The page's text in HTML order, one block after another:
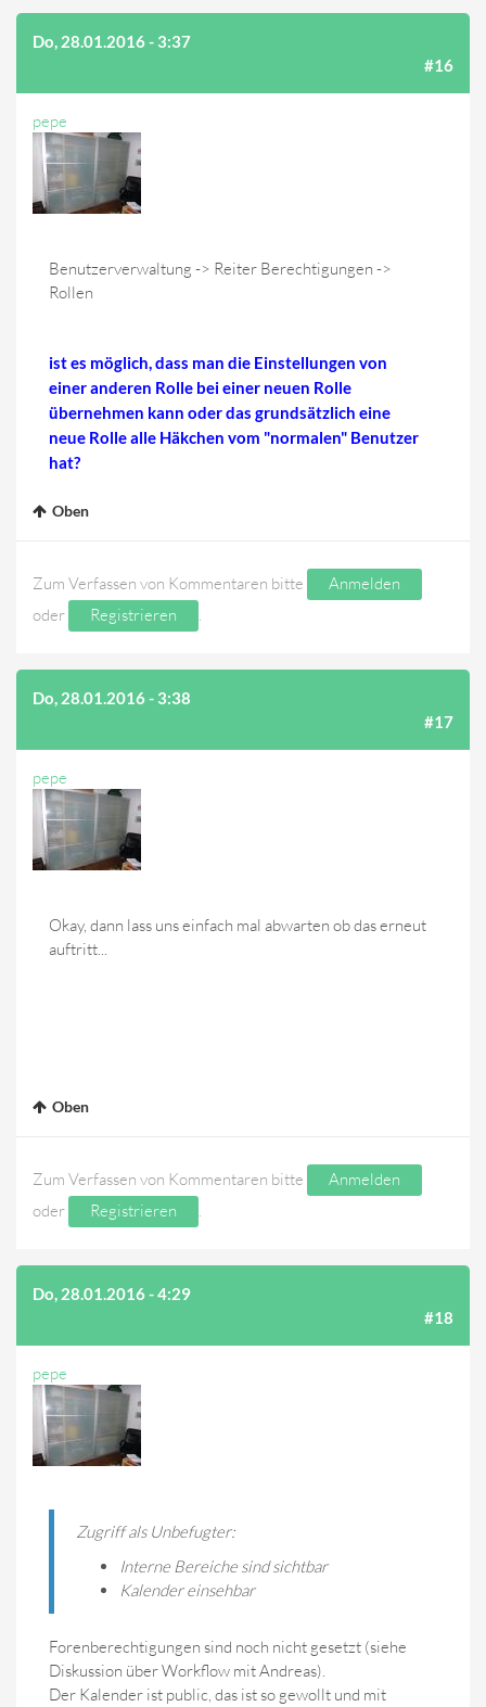
Do, 28.01.2016 - 3:37
#16
pepe
Benutzerverwaltung -> Reiter Berechtigungen ->
Rollen
ist es möglich, dass man die Einstellungen von
einer anderen Rolle bei einer neuen Rolle
übernehmen kann oder das grundsätzlich eine
neue Rolle alle Häkchen vom "normalen" Benutzer
hat?
Oben
Zum Verfassen von Kommentaren bitte
Anmelden
oder
Registrieren .
Do, 28.01.2016 - 3:38
#17
pepe
Okay, dann lass uns einfach mal abwarten ob das erneut
auftritt...
Oben
Zum Verfassen von Kommentaren bitte
Anmelden
oder
Registrieren .
Do, 28.01.2016 - 4:29
#18
pepe
Zugriff als Unbefugter:
Interne Bereiche sind sichtbar
Kalender einsehbar
Forenberechtigungen sind noch nicht gesetzt (siehe
Diskussion über Workflow mit Andreas).
Der Kalender ist public, das ist so gewollt und mit